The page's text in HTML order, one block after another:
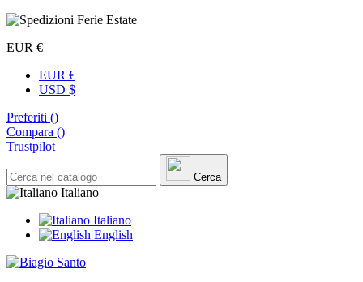
EUR €
EUR €
USD $
Preferiti ()
Compara ()
Trustpilot
Cerca
Italiano
Italiano
English